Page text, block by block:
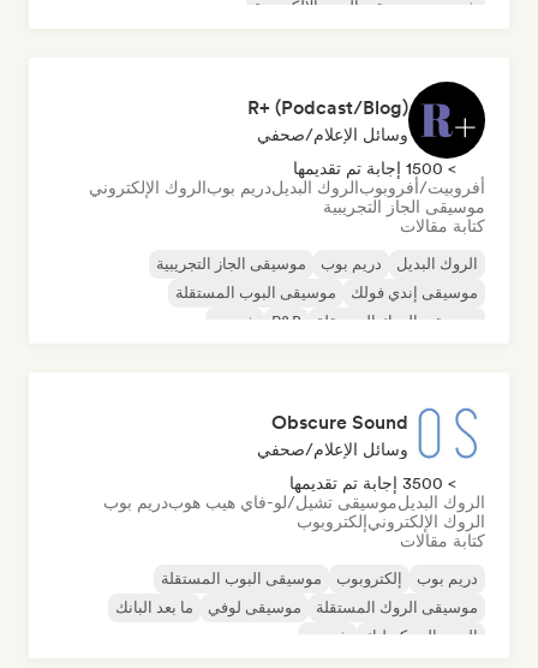
شوجيز
موسيقى البوب الإلكترونية
R+ (Podcast/Blog)
وسائل الإعلام/صحفي
> 1500 إجابة تم تقديمها
أفروبيت/أفروبوبالروك البديلدريم بوبالروك الإلكتروني
موسيقى الجاز التجريبية
كتابة مقالات
الروك البديل دريم بوب
موسيقى الجاز التجريبية
موسيقى إندي فولك
موسيقى البوب المستقلة
موسيقى الروك المستقلة
R&B شوجيز
Obscure Sound
وسائل الإعلام/صحفي
> 3500 إجابة تم تقديمها
الروك البديلموسيقى تشيل/لو-فاي هيب هوبدريم بوب
الروك الإلكترونيإلكتروبوب
كتابة مقالات
دريم بوب إلكتروبوب
موسيقى البوب المستقلة
موسيقى الروك المستقلة
موسيقى لوفي
ما بعد البانك
البوب السيكديليك
شوجيز